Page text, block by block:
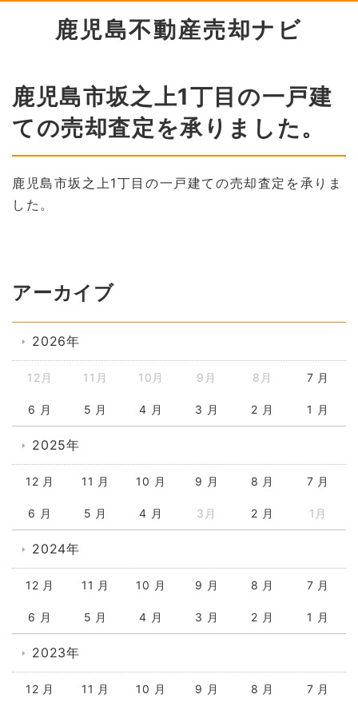
鹿児島不動産売却ナビ
鹿児島市坂之上1丁目の一戸建
ての売却査定を承りました。
鹿児島市坂之上1丁目の一戸建ての売却査定を承りま
した。
アーカイブ
2026年
12月 11月 10月 9月 8月 7 月
6 月 5 月 4 月 3 月 2 月 1 月
2025年
12 月 11 月 10 月 9 月 8 月 7 月
6 月 5 月 4 月 3月 2 月 1月
2024年
12 月 11 月 10 月 9 月 8 月 7 月
6 月 5 月 4 月 3 月 2 月 1 月
2023年
12 月 11 月 10 月 9 月 8 月 7 月